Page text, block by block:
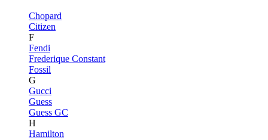
Chopard
Citizen
F
Fendi
Frederique Constant
Fossil
G
Gucci
Guess
Guess GC
H
Hamilton